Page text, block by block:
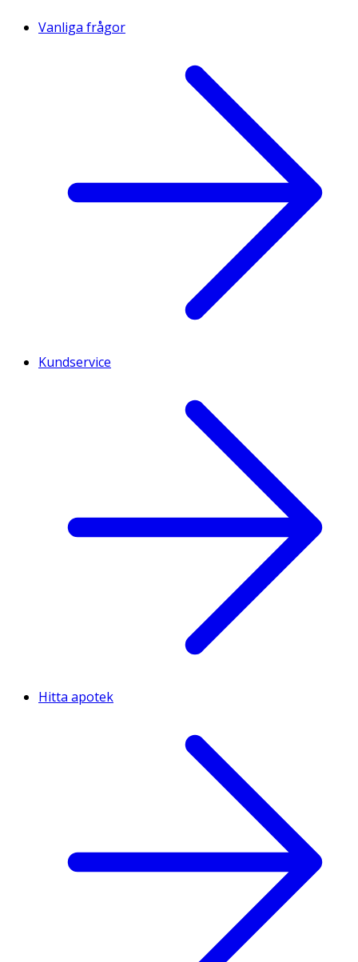
Vanliga frågor
Kundservice
Hitta apotek